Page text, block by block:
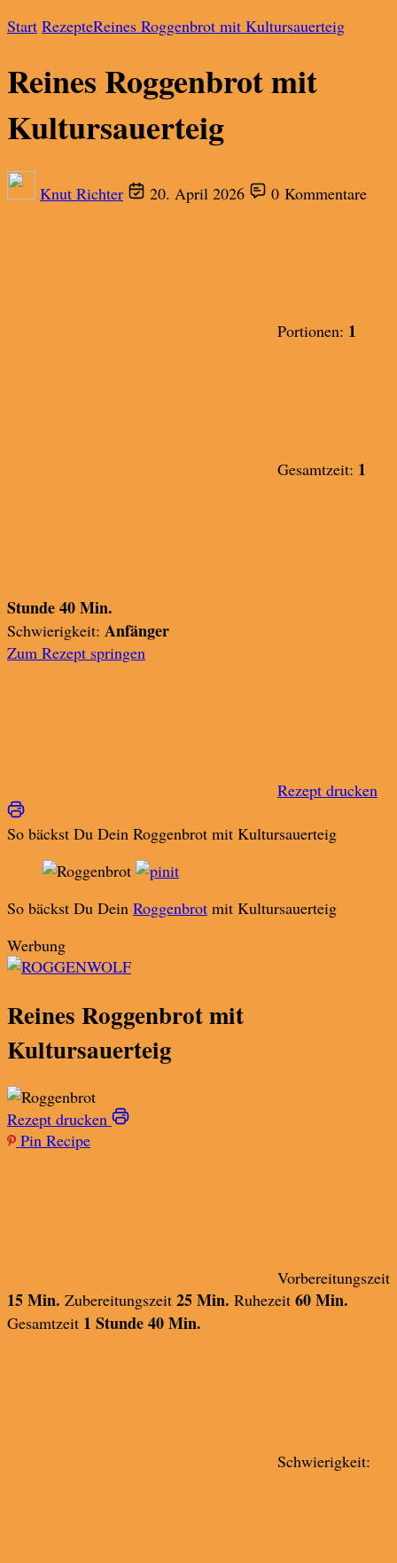
Start RezepteReines Roggenbrot mit Kultursauerteig
Reines Roggenbrot mit
Kultursauerteig
Knut Richter 20. April 2026 0 Kommentare
Portionen: 1
Gesamtzeit: 1
Stunde 40 Min.
Schwierigkeit: Anfänger
Zum Rezept springen
Rezept drucken
So bäckst Du Dein Roggenbrot mit Kultursauerteig
So bäckst Du Dein Roggenbrot mit Kultursauerteig
Werbung
Reines Roggenbrot mit
Kultursauerteig
Rezept drucken
Pin Recipe
Vorbereitungszeit
15 Min. Zubereitungszeit 25 Min. Ruhezeit 60 Min.
Gesamtzeit 1 Stunde 40 Min.
Schwierigkeit: